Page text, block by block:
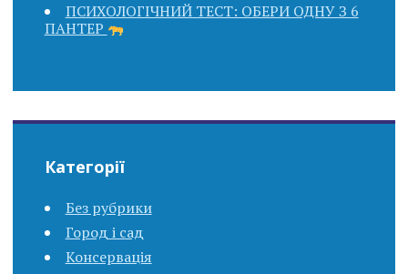
ПСИХОЛОГІЧНИЙ ТЕСТ: ОБЕРИ ОДНУ З 6
ПАНТЕР
Категорії
Без рубрики
Город і сад
Консервація